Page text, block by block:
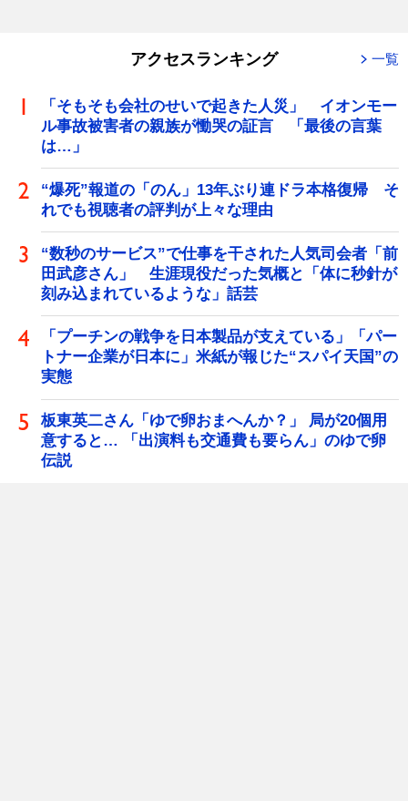
アクセスランキング 一覧
「そもそも会社のせいで起きた人災」 イオンモー
ル事故被害者の親族が慟哭の証言 「最後の言葉
は…」
“爆死”報道の「のん」13年ぶり連ドラ本格復帰 そ
れでも視聴者の評判が上々な理由
“数秒のサービス”で仕事を干された人気司会者「前
田武彦さん」 生涯現役だった気概と「体に秒針が
刻み込まれているような」話芸
「プーチンの戦争を日本製品が支えている」「パー
トナー企業が日本に」米紙が報じた“スパイ天国”の
実態
板東英二さん「ゆで卵おまへんか？」 局が20個用
意すると… 「出演料も交通費も要らん」のゆで卵
伝説